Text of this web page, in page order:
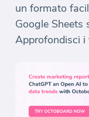
un formato
Google Sheets
Approfondisci